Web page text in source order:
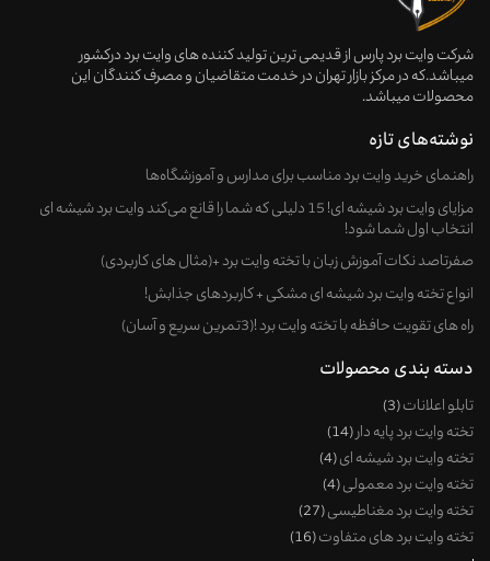
شرکت وایت برد پارس از قدیمی ترین تولید کننده های وایت برد درکشور
میباشد.که در مرکز بازار تهران در خدمت متقاضیان و مصرف کنندگان این
محصولات میباشد.
نوشته‌های تازه
راهنمای خرید وایت‌ برد مناسب برای مدارس و آموزشگاه‌ها
مزایای وایت برد شیشه ای! 15 دلیلی که شما را قانع می‌کند وایت برد شیشه ای
انتخاب اول شما شود!
صفرتاصد نکات آموزش زبان با تخته وایت برد +(مثال های کاربردی)
انواع تخته وایت برد شیشه ای مشکی + کاربردهای جذابش!
راه های تقویت حافظه با تخته وایت برد !(3تمرین سریع و آسان)
دسته بندی محصولات
تابلو اعلانات 3
تخته وایت برد پایه دار 14
تخته وایت برد شیشه ای 4
تخته وایت برد معمولی 4
تخته وایت برد مغناطیسی 27
تخته وایت برد های متفاوت 16